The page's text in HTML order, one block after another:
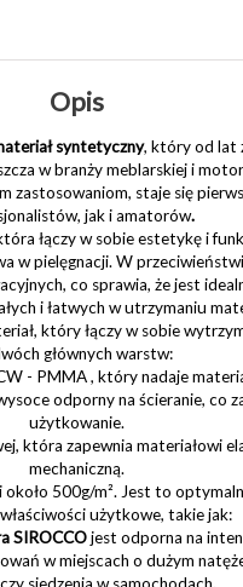
Opis
syntetyczny, który od lat
w branży meblarskiej i
zastosowaniom, staje się
jak i amatorów.
łączy w sobie estetykę i
w pielęgnacji. W
co sprawia, że jest
i łatwych w utrzymaniu
który łączy w sobie
głównych warstw:
- PMMA , który nadaje
odporny na ścieranie, co
użytkowanie.
która zapewnia materiałowi
mechaniczną.
500g/m². Jest to
użytkowe, takie jak:
SIROCCOjest odporna na
w miejscach o dużym